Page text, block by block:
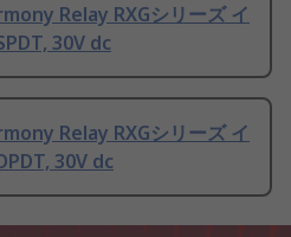
Relay RXGシリーズ イ
30V dc
Relay RXGシリーズ イ
30V dc